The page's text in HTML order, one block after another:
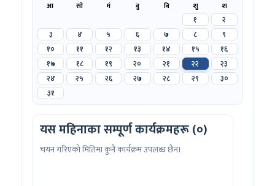
आ सो मं बु बि शु श
१
२
३
४ ५ ६ ७ ८
९
१०
११ १२ १३ १४ १५
१६
१७
१८ १९ २० २१ २२
२३
२४
२५ २६ २७ २८ २९
३०
३१
यस महिनाका सम्पूर्ण कार्यक्रमहरू (०)
चयन गरिएको मितिमा कुनै कार्यक्रम उपलब्ध छैन।